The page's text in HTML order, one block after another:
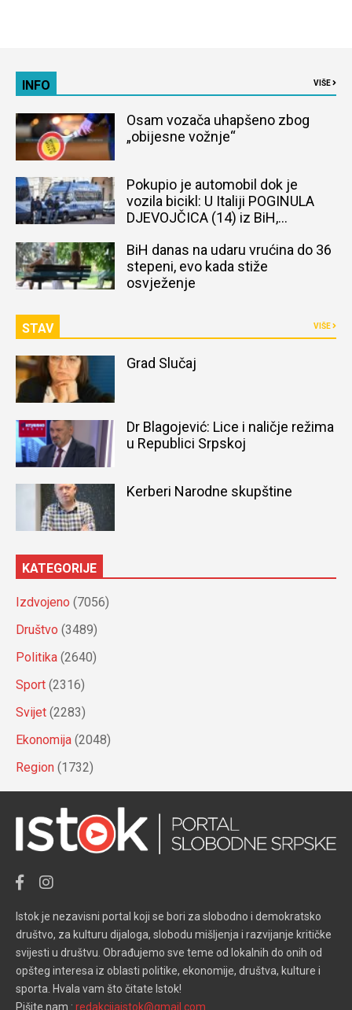
INFO VIŠE
Osam vozača uhapšeno zbog
„obijesne vožnje“
Pokupio je automobil dok je
vozila bicikl: U Italiji POGINULA
DJEVOJČICA (14) iz BiH,
BiH danas na udaru vrućina do 36
stepeni, evo kada stiže
osvježenje
STAV VIŠE
Grad Slučaj
Dr Blagojević: Lice i naličje režima
u Republici Srpskoj
Kerberi Narodne skupštine
KATEGORIJE
Izdvojeno (7056)
Društvo (3489)
Politika (2640)
Sport (2316)
Svijet (2283)
Ekonomija (2048)
Region (1732)
Istok je nezavisni portal koji se bori za slobodno i demokratsko
društvo, za kulturu dijaloga, slobodu mišljenja i razvijanje kritičke
svijesti u društvu. Obrađujemo sve teme od lokalnih do onih od
opšteg interesa iz oblasti politike, ekonomije, društva, kulture i
sporta. Hvala vam što čitate Istok!
Pišite nam : redakcijaistok@gmail.com